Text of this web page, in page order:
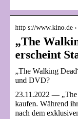
http s://www.kino.de
„The
erscheint
„The Walking
und DVD?
23.11.2022 — „The
kaufen. Während
nach dem